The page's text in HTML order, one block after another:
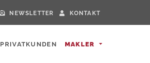
NEWSLETTER KONTAKT
PRIVATKUNDEN MAKLER